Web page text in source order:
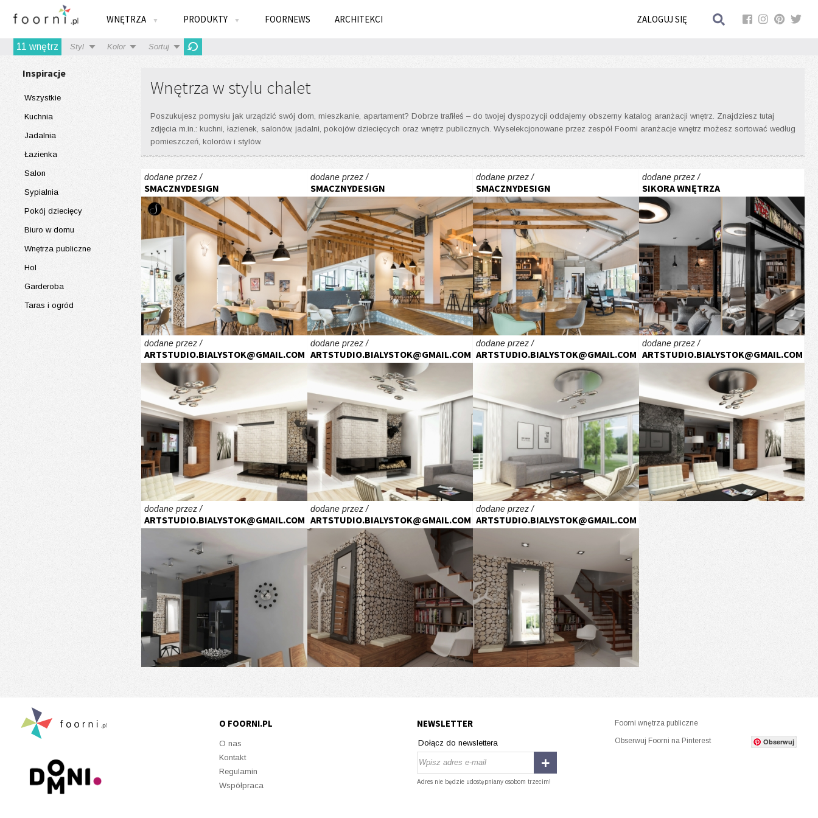
WNĘTRZA ▼ PRODUKTY ▼ FOORNEWS ARCHITEKCI ZALOGUJ SIĘ
11 wnętrz Styl Kolor Sortuj
Inspiracje
Wszystkie
Kuchnia
Jadalnia
Łazienka
Salon
Sypialnia
Pokój dziecięcy
Biuro w domu
Wnętrza publiczne
Hol
Garderoba
Taras i ogród
Wnętrza w stylu chalet
Poszukujesz pomysłu jak urządzić swój dom, mieszkanie, apartament? Dobrze trafiłeś – do twojej dyspozycji oddajemy obszerny katalog aranżacji wnętrz. Znajdziesz tutaj
zdjęcia m.in.: kuchni, łazienek, salonów, jadalni, pokojów dziecięcych oraz wnętrz publicznych. Wyselekcjonowane przez zespół Foorni aranżacje wnętrz możesz sortować według
pomieszczeń, kolorów i stylów.
dodane przez /
SMACZNYDESIGN
dodane przez /
SMACZNYDESIGN
dodane przez /
SMACZNYDESIGN
dodane przez /
SIKORA WNĘTRZA
dodane przez /
ARTSTUDIO.BIALYSTOK@GMAIL.COM
dodane przez /
ARTSTUDIO.BIALYSTOK@GMAIL.COM
dodane przez /
ARTSTUDIO.BIALYSTOK@GMAIL.COM
dodane przez /
ARTSTUDIO.BIALYSTOK@GMAIL.COM
dodane przez /
ARTSTUDIO.BIALYSTOK@GMAIL.COM
dodane przez /
ARTSTUDIO.BIALYSTOK@GMAIL.COM
dodane przez /
ARTSTUDIO.BIALYSTOK@GMAIL.COM
O FOORNI.PL
O nas
Kontakt
Regulamin
Współpraca
NEWSLETTER
Dołącz do newslettera
Adres nie będzie udostępniany osobom trzecim!
Foorni wnętrza publiczne
Obserwuj Foorni na Pinterest Obserwuj